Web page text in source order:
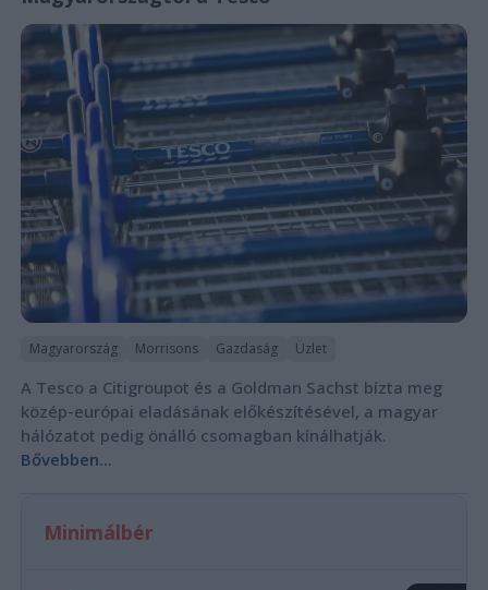
Magyarország Morrisons Gazdaság Üzlet
A Tesco a Citigroupot és a Goldman Sachst bízta meg
közép-európai eladásának előkészítésével, a magyar
hálózatot pedig önálló csomagban kínálhatják.
Bővebben...
Minimálbér